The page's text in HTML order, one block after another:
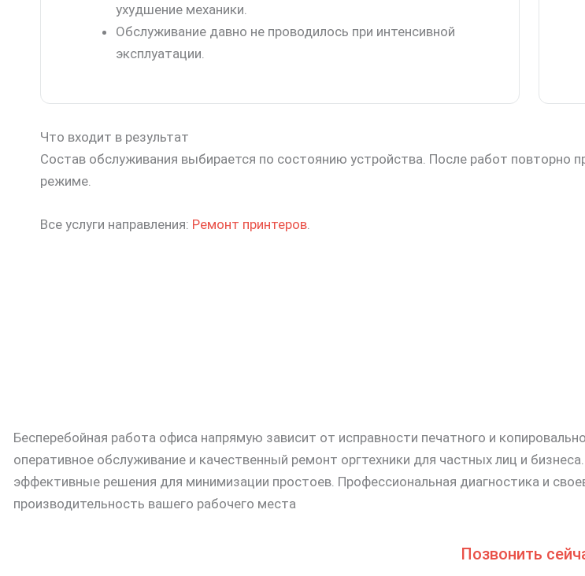
ухудшение механики.
Обслуживание давно не проводилось при интенсивной
эксплуатации.
Что входит в результат
Состав обслуживания выбирается по состоянию устройства. После работ
режиме.
Все услуги направления: Ремонт принтеров.
Бесперебойная работа офиса напрямую зависит от исправности печатного и
оперативное обслуживание и качественный ремонт оргтехники для частных лиц и
эффективные решения для минимизации простоев. Профессиональная диагностика и
производительность вашего рабочего места
Позвонить